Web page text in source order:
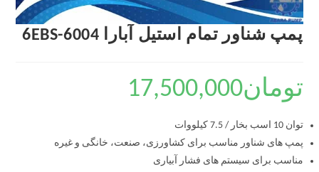
پمپ شناور تمام استیل آبارا 6EBS-6004
تومان17,500,000
توان 10 اسب بخار / 7.5 کیلووات
پمپ های شناور مناسب برای کشاورزی، صنعت، خانگی و غیره
مناسب برای سیستم های فشار آبیاری